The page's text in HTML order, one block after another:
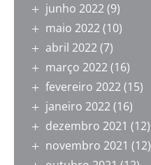
junho 2022(9)
maio 2022(10)
abril 2022(7)
março 2022(16)
fevereiro 2022(15)
janeiro 2022(16)
dezembro 2021 (12)
novembro 2021 (12)